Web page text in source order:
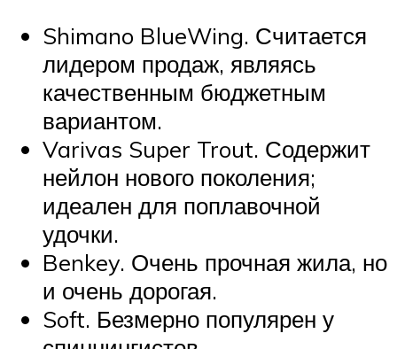
Shimano BlueWing. Считается
лидером продаж, являясь
качественным бюджетным
вариантом.
Varivas Super Trout. Содержит
нейлон нового поколения;
идеален для поплавочной
удочки.
Benkey. Очень прочная жила, но
и очень дорогая.
Soft. Безмерно популярен у